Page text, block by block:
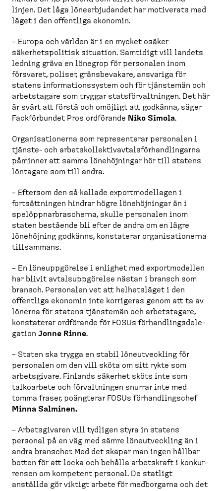
linjen. Det låga löneer­bju­dandet har motiverats med
läget i den offentliga ekonomin.
– Europa och världen är i en mycket osäker
säkerhets­po­litisk situation. Samtidigt vill landets
ledning gräva en lönegrop för personalen inom
försvaret, poliser, gränsbe­vakare, ansvariga för
statens informa­tions­system och för tjänstemän och
arbets­tagare som tryggar statsför­valt­ningen. Det här
är svårt att förstå och omöjligt att godkänna, säger
Fackför­bundet Pros ordförande Niko Simola.
Organi­sa­tionerna som representerar personalen i
tjänste-​ och arbetskol­lek­tivav­tals­för­hand­lingarna
påminner att samma lönehöj­ningar hör till statens
löntagare som till andra.
– Eftersom den så kallade export­mo­dellagen i
fortsätt­ningen hindrar högre lönehöj­ningar än i
spelöppnar­bra­scherna, skulle personalen inom
staten bestående bli efter de andra om en lägre
lönehöjning godkänns, konstaterar organi­sa­tionerna
tillsammans.
– En löneupp­görelse i enlighet med export­mo­dellen
har blivit avtals­upp­görelse nästan i bransch som
bransch. Personalen vet att helhetsläget i den
offentliga ekonomin inte korrigeras genom att ta av
lönerna för statens tjänstemän och arbets­tagare,
konstaterar ordförande för FOSUs förhand­lings­de­le­
gation Jonne Rinne.
– Staten ska trygga en stabil löneut­veckling för
personalen om den vill sköta om sitt rykte som
arbets­givare. Finlands säkerhet sköts inte som
talkoarbete och förvalt­ningen snurrar inte med
tomma fraser, poängterar FOSUs förhand­lingschef
Minna Salminen.
– Arbets­givaren vill tydligen styra in statens
personal på en väg med sämre löneut­veckling än i
andra branscher. Med det skapar man ingen hållbar
botten för att locka och behålla arbetskraft i konkur­
rensen om kompetent personal. De statligt
anställda gör viktigt arbete för medborgarna och det